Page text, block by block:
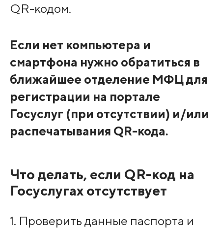
QR-кодом.
Если нет компьютера и
смартфона нужно обратиться в
ближайшее отделение МФЦ для
регистрации на портале
Госуслуг (при отсутствии) и/или
распечатывания QR-кода.
Что делать, если QR-код на
Госуслугах отсутствует
1. Проверить данные паспорта и